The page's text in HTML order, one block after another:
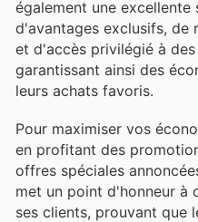
également une
d'avantages exclusifs, de
et d'accès privilégié à
garantissant ainsi des
leurs achats favoris.
Pour maximiser vos
en profitant des
offres spéciales
met un point d'honneur à
ses clients, prouvant que